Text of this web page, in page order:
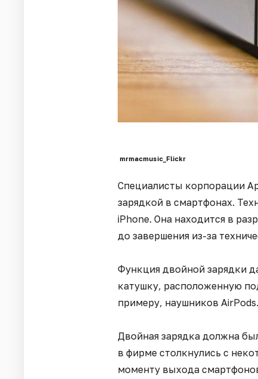
mrmacmusic_Flickr
Специалисты корпорации
зарядкой в смартфонах.
iPhone. Она находится в
до завершения из-за
Функция двойной зарядки
катушку, расположенную
примеру, наушников AirPods.
Двойная зарядка должна
в фирме столкнулись с
моменту выхода